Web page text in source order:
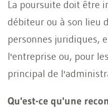
La poursuite doit être
débiteur ou à son lieu
personnes juridiques,
l'entreprise ou, pour
principal de
Qu'est-ce qu'une